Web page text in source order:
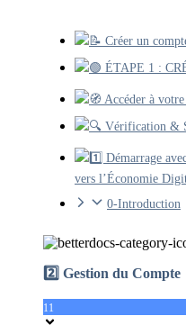
📝 Créer un
🟢 ÉTAPE 1 :
🧭 Accéder à
🔍 Vérification &
1️⃣ Démarrage
vers l’Économie
0-Introduction
2️⃣ Gestion du Compte
11